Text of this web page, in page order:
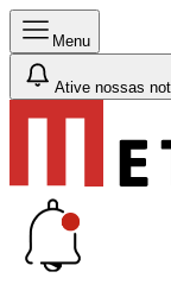
Menu
Ative nossas